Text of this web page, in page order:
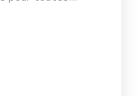
2027.( équipage